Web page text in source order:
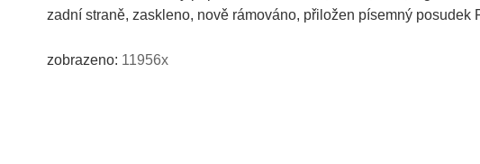
zadní straně, zaskleno, nově rámováno, přiložen písemný posudek
zobrazeno: 11956x